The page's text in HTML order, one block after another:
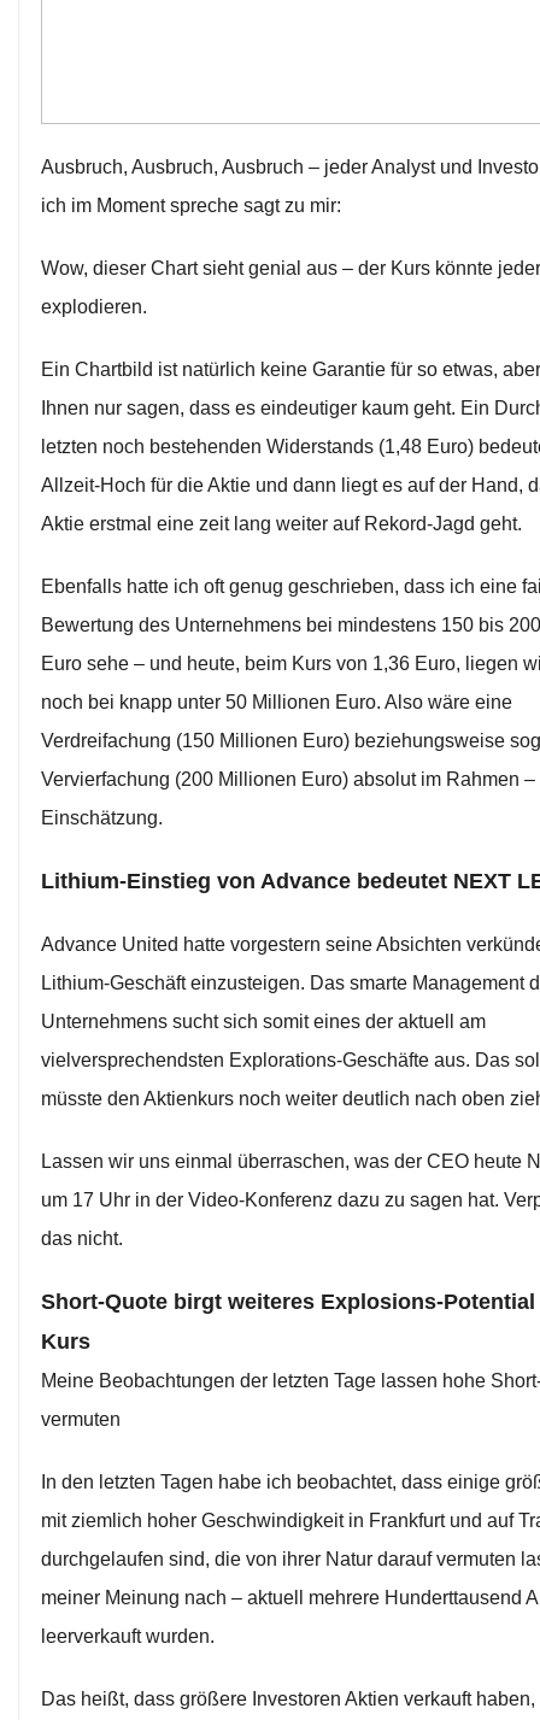
Ausbruch, Ausbruch, Ausbruch – jeder Analyst und
ich im Moment spreche sagt zu mir:
Wow, dieser Chart sieht genial aus – der Kurs könnte
explodieren.
Ein Chartbild ist natürlich keine Garantie für so etwas,
Ihnen nur sagen, dass es eindeutiger kaum geht. Ein
letzten noch bestehenden Widerstands (1,48 Euro)
Allzeit-Hoch für die Aktie und dann liegt es auf der Hand,
Aktie erstmal eine zeit lang weiter auf Rekord-Jagd geht.
Ebenfalls hatte ich oft genug geschrieben, dass ich eine
Bewertung des Unternehmens bei mindestens 150 bis
Euro sehe – und heute, beim Kurs von 1,36 Euro, liegen
noch bei knapp unter 50 Millionen Euro. Also wäre eine
Verdreifachung (150 Millionen Euro) beziehungsweise
Vervierfachung (200 Millionen Euro) absolut im Rahmen –
Einschätzung.
Lithium-Einstieg von Advance bedeutet NEXT
Advance United hatte vorgestern seine Absichten
Lithium-Geschäft einzusteigen. Das smarte Management
Unternehmens sucht sich somit eines der aktuell am
vielversprechendsten Explorations-Geschäfte aus. Das
müsste den Aktienkurs noch weiter deutlich nach oben
Lassen wir uns einmal überraschen, was der CEO heute
um 17 Uhr in der Video-Konferenz dazu zu sagen hat.
das nicht.
Short-Quote birgt weiteres Explosions-
Kurs
Meine Beobachtungen der letzten Tage lassen hohe
vermuten
In den letzten Tagen habe ich beobachtet, dass einige
mit ziemlich hoher Geschwindigkeit in Frankfurt und auf
durchgelaufen sind, die von ihrer Natur darauf vermuten
meiner Meinung nach – aktuell mehrere Hunderttausend
leerverkauft wurden.
Das heißt, dass größere Investoren Aktien verkauft